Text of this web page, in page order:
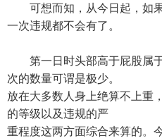
可想而知，从今日起，如果
一次违规都不会有了。
第一日时头部高于屁股属于
次的数量可谓是极少。
放在大多数人身上绝算不上重
的等级以及违规的严
重程度这两方面综合来算的。